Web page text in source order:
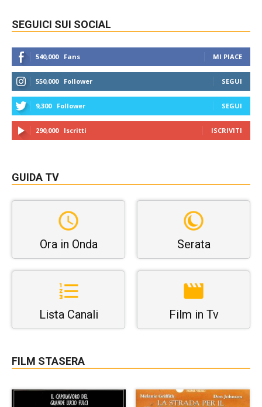
SEGUICI SUI SOCIAL
540,000 Fans MI PIACE
550,000 Follower SEGUI
9,300 Follower SEGUI
290,000 Iscritti ISCRIVITI
GUIDA TV
Ora in Onda Serata
Lista Canali Film in Tv
FILM STASERA